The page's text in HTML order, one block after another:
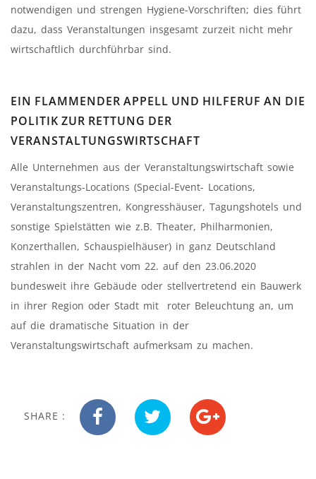
notwendigen und strengen Hygiene-Vorschriften; dies führt
dazu, dass Veranstaltungen insgesamt zurzeit nicht mehr
wirtschaftlich durchführbar sind.
EIN FLAMMENDER APPELL UND HILFERUF AN DIE
POLITIK ZUR RETTUNG DER
VERANSTALTUNGSWIRTSCHAFT
Alle Unternehmen aus der Veranstaltungswirtschaft sowie
Veranstaltungs-Locations (Special-Event- Locations,
Veranstaltungszentren, Kongresshäuser, Tagungshotels und
sonstige Spielstätten wie z.B. Theater, Philharmonien,
Konzerthallen, Schauspielhäuser) in ganz Deutschland
strahlen in der Nacht vom 22. auf den 23.06.2020
bundesweit ihre Gebäude oder stellvertretend ein Bauwerk
in ihrer Region oder Stadt mit roter Beleuchtung an, um
auf die dramatische Situation in der
Veranstaltungswirtschaft aufmerksam zu machen.
SHARE :